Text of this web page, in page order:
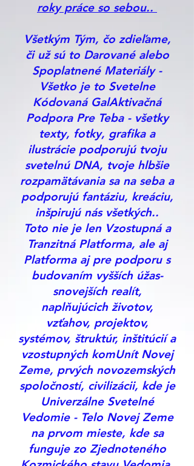
roky práce so sebou..
Všetkým Tým, čo zdieľame,
či už sú to Darované alebo
Spoplatnené Materiály -
Všetko je to Svetelne
Kódovaná GalAktivačná
Podpora Pre Teba - všetky
texty, fotky, grafika a
ilustrácie podporujú tvoju
svetelnú DNA, tvoje hlbšie
rozpamätávania sa na seba a
podporujú fantáziu, kreáciu,
inšpirujú nás všetkých..
Toto nie je len Vzostupná a
Tranzitná Platforma, ale aj
Platforma aj pre podporu s
budovaním vyšších úžas-
snovejších realít,
naplňujúcich životov,
vzťahov, projektov,
systémov, štruktúr, inštitúcií a
vzostupných komUnít Novej
Zeme, prvých novozemských
spoločností, civilizácii, kde je
Univerzálne Svetelné
Vedomie - Telo Novej Zeme
na prvom mieste, kde sa
funguje zo Zjednoteného